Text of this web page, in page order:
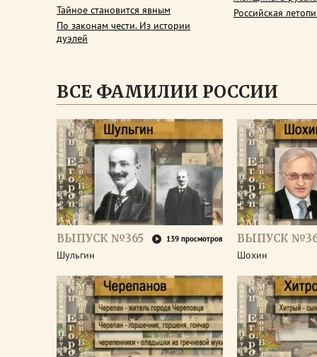
Тайное становится явным
По законам чести. Из истории
дуэлей
Российская
ВСЕ ФАМИЛИИ РОССИИ
ВЫПУСК №365 139 просмотров
Шульгин
ВЫПУСК
Шохин